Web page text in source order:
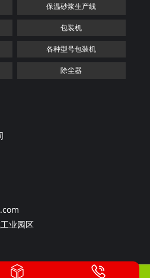
保温砂浆生产线
包装机
各种型号包装机
除尘器
业园区
造有限公司 鲁ICP备20027165号-1